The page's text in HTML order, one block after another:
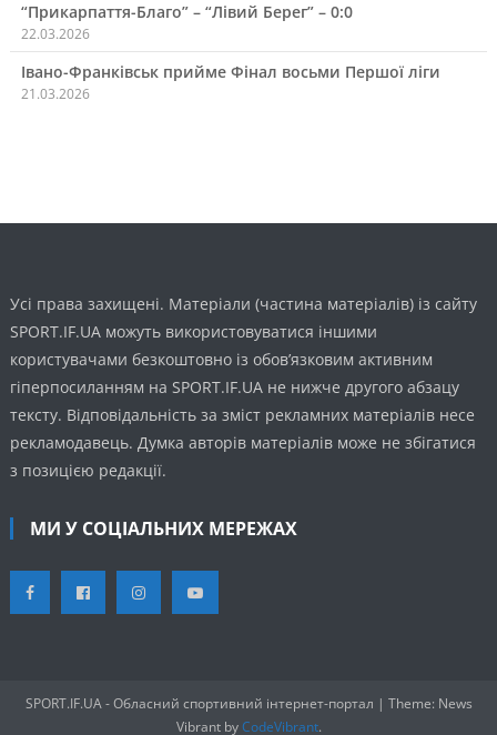
“Прикарпаття-Благо” – “Лівий Берег” – 0:0
22.03.2026
Івано-Франківськ прийме Фінал восьми Першої ліги
21.03.2026
Усі права захищені. Матеріали (частина матеріалів) із сайту
SPORT.IF.UA можуть використовуватися іншими
користувачами безкоштовно із обов’язковим активним
гіперпосиланням на SPORT.IF.UA не нижче другого абзацу
тексту. Відповідальність за зміст рекламних матеріалів несе
рекламодавець. Думка авторів матеріалів може не збігатися
з позицією редакції.
МИ У СОЦІАЛЬНИХ МЕРЕЖАХ
SPORT.IF.UA - Обласний спортивний інтернет-портал | Theme: News
Vibrant byCodeVibrant.